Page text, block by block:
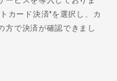
カード決済"を選択し、カ
方で決済が確認できまし